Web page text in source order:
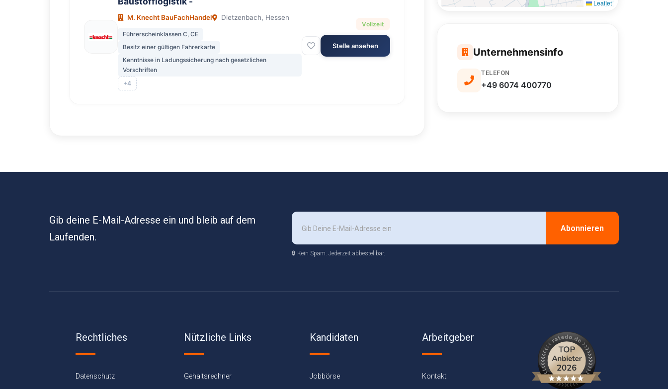
M. Knecht BauFachHandel Dietzenbach, Hessen
Führerscheinklassen C, CE
Besitz einer gültigen Fahrerkarte
Kenntnisse in Ladungssicherung nach gesetzlichen
Vorschriften
+4
Vollzeit
Stelle ansehen
Leaflet
Unternehmensinfo
TELEFON
+49 6074 400770
Gib deine E-Mail-Adresse ein und bleib auf dem
Laufenden.
Abonnieren
🔒 Kein Spam. Jederzeit abbestellbar.
Rechtliches
Datenschutz
Nützliche Links
Gehaltsrechner
Kandidaten
Jobbörse
Arbeitgeber
Kontakt